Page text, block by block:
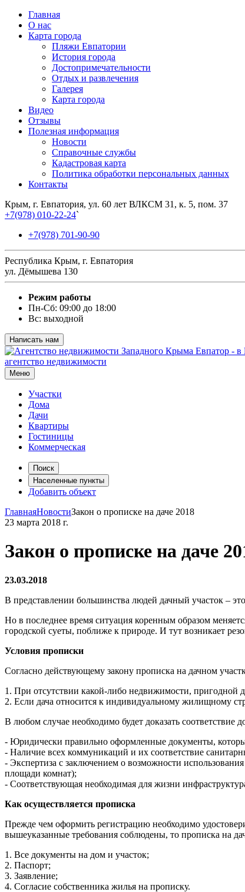
Главная
О нас
Карта города
Пляжи Евпатории
История города
Достопримечательности
Отдых и развлечения
Галерея
Карта города
Видео
Отзывы
Полезная информация
Новости
Справочные службы
Кадастровая карта
Политика обработки персональных данных
Контакты
Крым, г. Евпатория, ул. 60 лет ВЛКСМ 31, к. 5, пом. 37
+7(978) 010-22-24`
+7(978) 701-90-90
Республика Крым, г. Евпатория
ул. Дёмышева 130
Режим работы
Пн-Сб: 09:00 до 18:00
Вс: выходной
Написать нам
агентство недвижимости
Меню
Участки
Дома
Дачи
Квартиры
Гостиницы
Коммерческая
Поиск
Населенные пункты
Добавить объект
ГлавнаяНовостиЗакон о прописке на даче 2018
23 марта 2018 г.
Закон о прописке на даче
23.03.2018
В представлении большинства людей дачный участок –
Но в последнее время ситуация коренным образом
городской суеты, поближе к природе. И тут возникает
Условия прописки
Согласно действующему закону прописка на дачном
1. При отсутствии какой-либо недвижимости, пригодной
2. Если дача относится к индивидуальному жилищному
В любом случае необходимо будет доказать
- Юридически правильно оформленные документы,
- Наличие всех коммуникаций и их соответствие
- Экспертиза с заключением о возможности
площади комнат);
- Соответствующая необходимая для жизни
Как осуществляется прописка
Прежде чем оформить регистрацию необходимо
вышеуказанные требования соблюдены, то прописка на
1. Все документы на дом и участок;
2. Паспорт;
3. Заявление;
4. Согласие собственника жилья на прописку.